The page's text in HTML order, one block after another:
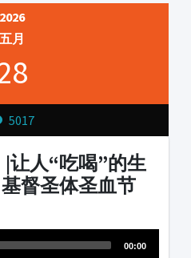
2026
五月
5017
|让人“吃喝”的生
督圣体圣血节
00:00